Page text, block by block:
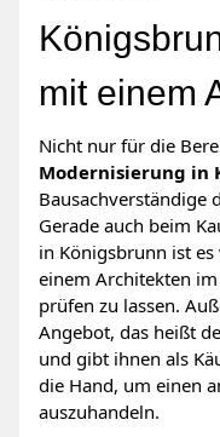
mit einem
Nicht nur für die
Modernisierung in
Bausachverständige
Gerade auch beim
in Königsbrunn ist
einem Architekten
prüfen zu lassen.
Angebot, das heißt
und gibt ihnen als
die Hand, um einen
auszuhandeln.